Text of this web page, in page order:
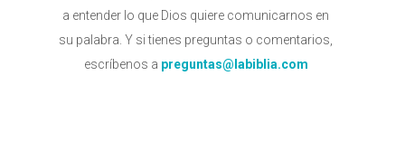
a entender lo que Dios quiere comunicarnos en
su palabra. Y si tienes preguntas o comentarios,
escríbenos a preguntas@labiblia.com